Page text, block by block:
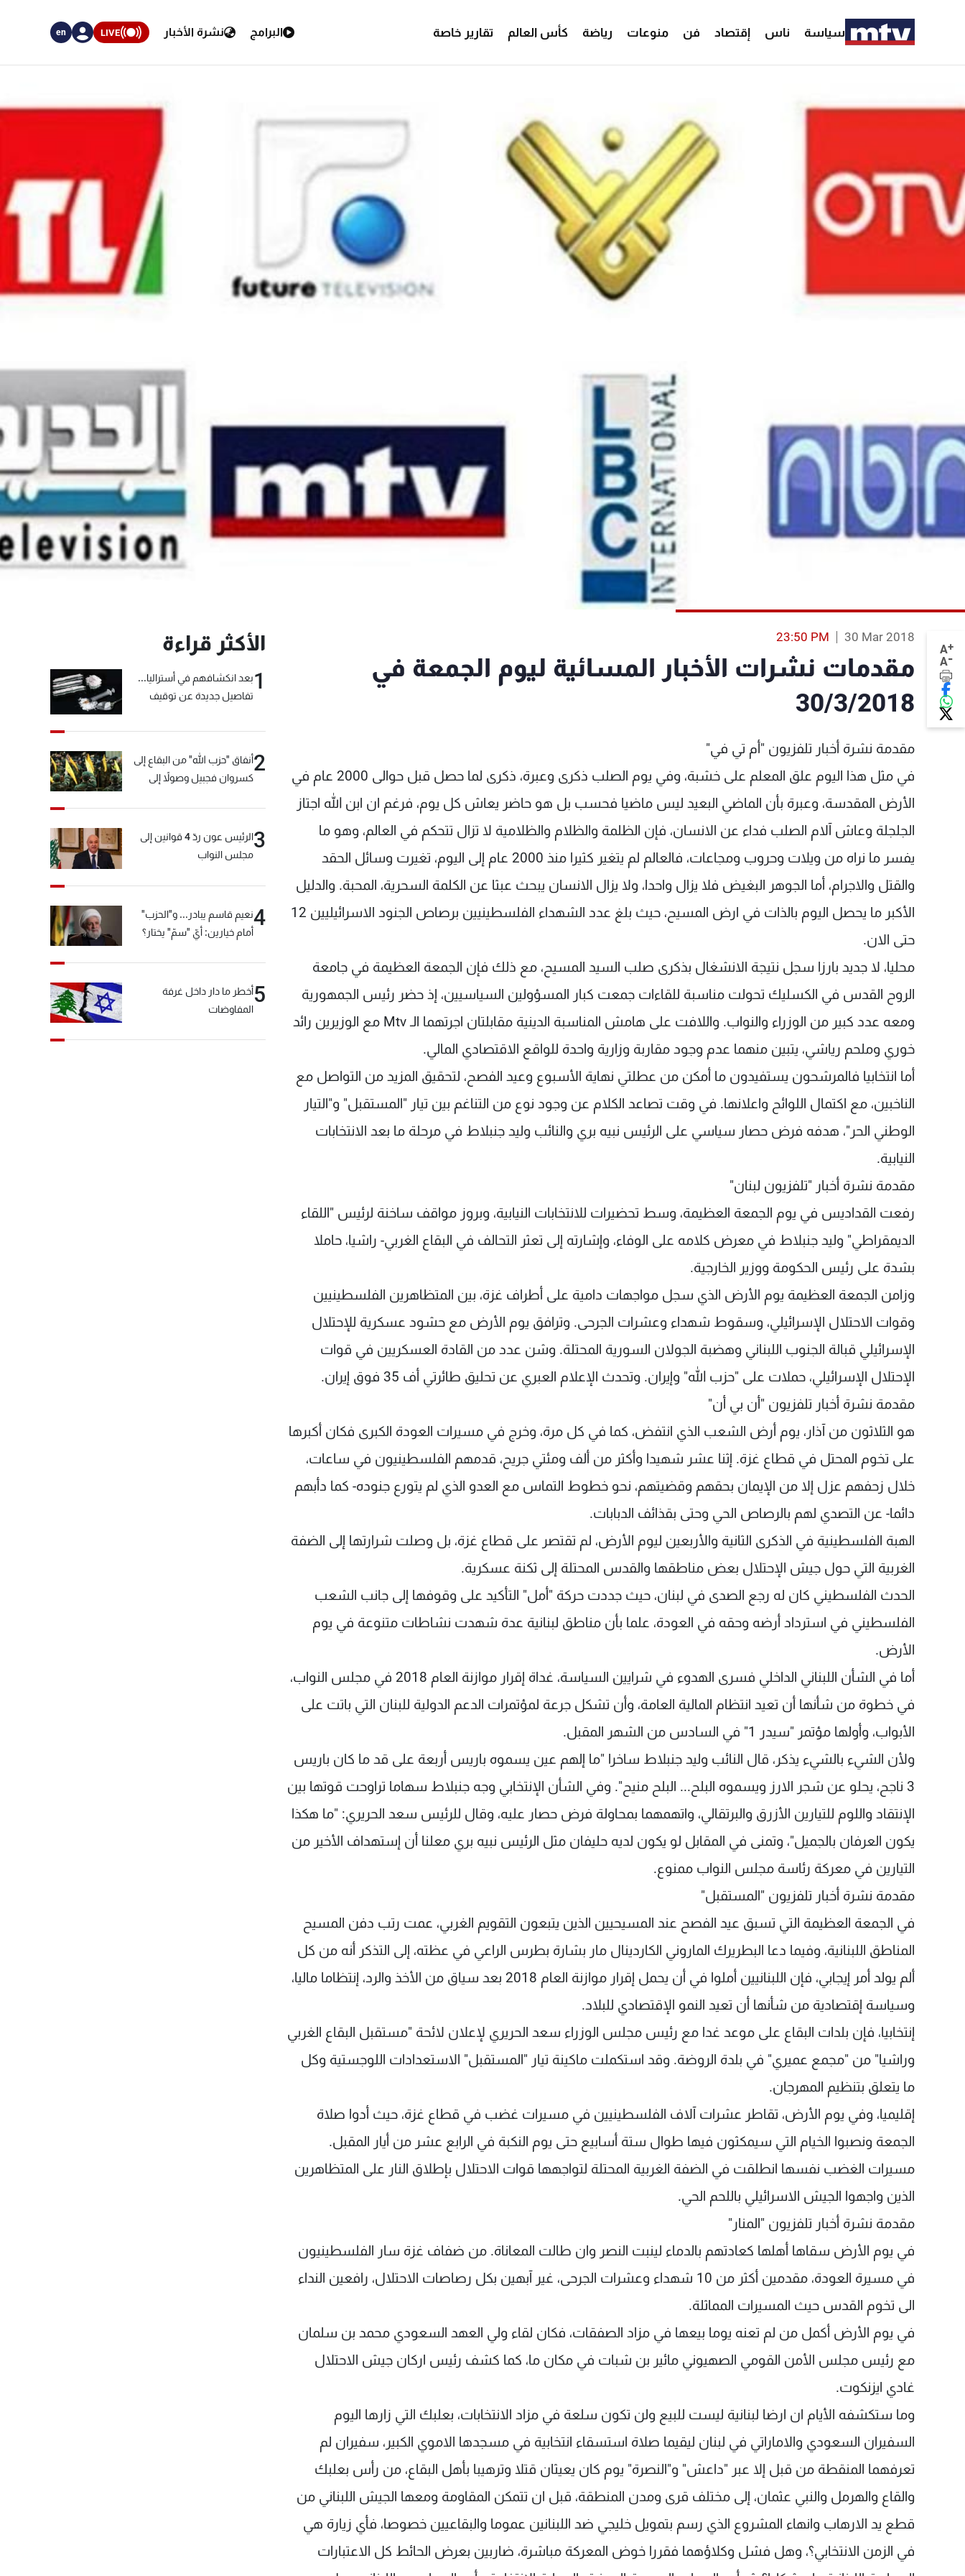
سياسة ناس إقتصاد فن منوعات رياضة كأس العالم تقارير خاصة البرامج نشرة الأخبار LIVE
en
A+
A-
30 Mar 2018
23:50 PM
مقدمات نشرات الأخبار المسائية ليوم الجمعة في
30/3/2018
مقدمة نشرة أخبار تلفزيون "أم تي في"
في مثل هذا اليوم علق المعلم على خشبة، وفي يوم الصلب ذكرى وعبرة، ذكرى لما حصل قبل حوالى 2000 عام في
الأرض المقدسة، وعبرة بأن الماضي البعيد ليس ماضيا فحسب بل هو حاضر يعاش كل يوم، فرغم ان ابن الله اجتاز
الجلجلة وعاش آلام الصلب فداء عن الانسان، فإن الظلمة والظلام والظلامية لا تزال تتحكم في العالم، وهو ما
يفسر ما نراه من ويلات وحروب ومجاعات، فالعالم لم يتغير كثيرا منذ 2000 عام إلى اليوم، تغيرت وسائل الحقد
والقتل والاجرام، أما الجوهر البغيض فلا يزال واحدا، ولا يزال الانسان يبحث عبثا عن الكلمة السحرية، المحبة. والدليل
الأكبر ما يحصل اليوم بالذات في ارض المسيح، حيث بلغ عدد الشهداء الفلسطينيين برصاص الجنود الاسرائيليين 12
حتى الان.
محليا، لا جديد بارزا سجل نتيجة الانشغال بذكرى صلب السيد المسيح، مع ذلك فإن الجمعة العظيمة في جامعة
الروح القدس في الكسليك تحولت مناسبة للقاءات جمعت كبار المسؤولين السياسيين، إذ حضر رئيس الجمهورية
ومعه عدد كبير من الوزراء والنواب. واللافت على هامش المناسبة الدينية مقابلتان اجرتهما الـ Mtv مع الوزيرين رائد
خوري وملحم رياشي، يتبين منهما عدم وجود مقاربة وزارية واحدة للواقع الاقتصادي المالي.
أما انتخابيا فالمرشحون يستفيدون ما أمكن من عطلتي نهاية الأسبوع وعيد الفصح، لتحقيق المزيد من التواصل مع
الناخبين، مع اكتمال اللوائح واعلانها. في وقت تصاعد الكلام عن وجود نوع من التناغم بين تيار "المستقبل" و"التيار
الوطني الحر"، هدفه فرض حصار سياسي على الرئيس نبيه بري والنائب وليد جنبلاط في مرحلة ما بعد الانتخابات
النيابية.
مقدمة نشرة أخبار "تلفزيون لبنان"
رفعت القداديس في يوم الجمعة العظيمة، وسط تحضيرات للانتخابات النيابية، وبروز مواقف ساخنة لرئيس "اللقاء
الديمقراطي" وليد جنبلاط في معرض كلامه على الوفاء، وإشارته إلى تعثر التحالف في البقاع الغربي- راشيا، حاملا
بشدة على رئيس الحكومة ووزير الخارجية.
وزامن الجمعة العظيمة يوم الأرض الذي سجل مواجهات دامية على أطراف غزة، بين المتظاهرين الفلسطينيين
وقوات الاحتلال الإسرائيلي، وسقوط شهداء وعشرات الجرحى. وترافق يوم الأرض مع حشود عسكرية للإحتلال
الإسرائيلي قبالة الجنوب اللبناني وهضبة الجولان السورية المحتلة. وشن عدد من القادة العسكريين في قوات
الإحتلال الإسرائيلي، حملات على "حزب الله" وإيران. وتحدث الإعلام العبري عن تحليق طائرتي أف 35 فوق إيران.
مقدمة نشرة أخبار تلفزيون "أن بي أن"
هو الثلاثون من آذار، يوم أرض الشعب الذي انتفض، كما في كل مرة، وخرج في مسيرات العودة الكبرى فكان أكبرها
على تخوم المحتل في قطاع غزة. إثنا عشر شهيدا وأكثر من ألف ومئتي جريح، قدمهم الفلسطينيون في ساعات،
خلال زحفهم عزل إلا من الإيمان بحقهم وقضيتهم، نحو خطوط التماس مع العدو الذي لم يتورع جنوده- كما دأبهم
دائما- عن التصدي لهم بالرصاص الحي وحتى بقذائف الدبابات.
الهبة الفلسطينية في الذكرى الثانية والأربعين ليوم الأرض، لم تقتصر على قطاع غزة، بل وصلت شرارتها إلى الضفة
الغربية التي حول جيش الإحتلال بعض مناطقها والقدس المحتلة إلى ثكنة عسكرية.
الحدث الفلسطيني كان له رجع الصدى في لبنان، حيث جددت حركة "أمل" التأكيد على وقوفها إلى جانب الشعب
الفلسطيني في استرداد أرضه وحقه في العودة، علما بأن مناطق لبنانية عدة شهدت نشاطات متنوعة في يوم
الأرض.
أما في الشأن اللبناني الداخلي فسرى الهدوء في شرايين السياسة، غداة إقرار موازنة العام 2018 في مجلس النواب،
في خطوة من شأنها أن تعيد انتظام المالية العامة، وأن تشكل جرعة لمؤتمرات الدعم الدولية للبنان التي باتت على
الأبواب، وأولها مؤتمر "سيدر 1" في السادس من الشهر المقبل.
ولأن الشيء بالشيء يذكر، قال النائب وليد جنبلاط ساخرا "ما إلهم عين يسموه باريس أربعة على قد ما كان باريس
3 ناجح، يحلو عن شجر الارز ويسموه البلح... البلح منيح". وفي الشأن الإنتخابي وجه جنبلاط سهاما تراوحت قوتها بين
الإنتقاد واللوم للتيارين الأزرق والبرتقالي، واتهمهما بمحاولة فرض حصار عليه، وقال للرئيس سعد الحريري: "ما هكذا
يكون العرفان بالجميل"، وتمنى في المقابل لو يكون لديه حليفان مثل الرئيس نبيه بري معلنا أن إستهداف الأخير من
التيارين في معركة رئاسة مجلس النواب ممنوع.
مقدمة نشرة أخبار تلفزيون "المستقبل"
في الجمعة العظيمة التي تسبق عيد الفصح عند المسيحيين الذين يتبعون التقويم الغربي، عمت رتب دفن المسيح
المناطق اللبنانية، وفيما دعا البطريرك الماروني الكاردينال مار بشارة بطرس الراعي في عظته، إلى التذكر أنه من كل
ألم يولد أمر إيجابي، فإن اللبنانيين أملوا في أن يحمل إقرار موازنة العام 2018 بعد سياق من الأخذ والرد، إنتظاما ماليا،
وسياسة إقتصادية من شأنها أن تعيد النمو الإقتصادي للبلاد.
إنتخابيا، فإن بلدات البقاع على موعد غدا مع رئيس مجلس الوزراء سعد الحريري لإعلان لائحة "مستقبل البقاع الغربي
وراشيا" من "مجمع عميري" في بلدة الروضة. وقد استكملت ماكينة تيار "المستقبل" الاستعدادات اللوجستية وكل
ما يتعلق بتنظيم المهرجان.
إقليميا، وفي يوم الأرض، تقاطر عشرات آلاف الفلسطينيين في مسيرات غضب في قطاع غزة، حيث أدوا صلاة
الجمعة ونصبوا الخيام التي سيمكثون فيها طوال ستة أسابيع حتى يوم النكبة في الرابع عشر من أيار المقبل.
مسيرات الغضب نفسها انطلقت في الضفة الغربية المحتلة لتواجهها قوات الاحتلال بإطلاق النار على المتظاهرين
الذين واجهوا الجيش الاسرائيلي باللحم الحي.
مقدمة نشرة أخبار تلفزيون "المنار"
في يوم الأرض سقاها أهلها كعادتهم بالدماء لينبت النصر وان طالت المعاناة. من ضفاف غزة سار الفلسطينيون
في مسيرة العودة، مقدمين أكثر من 10 شهداء وعشرات الجرحى، غير آبهين بكل رصاصات الاحتلال، رافعين النداء
الى تخوم القدس حيث المسيرات المماثلة.
في يوم الأرض أكمل من لم تعنه يوما بيعها في مزاد الصفقات، فكان لقاء ولي العهد السعودي محمد بن سلمان
مع رئيس مجلس الأمن القومي الصهيوني مائير بن شبات في مكان ما، كما كشف رئيس اركان جيش الاحتلال
غادي ايزنكوت.
وما ستكشفه الأيام ان ارضا لبنانية ليست للبيع ولن تكون سلعة في مزاد الانتخابات، بعلبك التي زارها اليوم
السفيران السعودي والاماراتي في لبنان ليقيما صلاة استسقاء انتخابية في مسجدها الاموي الكبير، سفيران لم
تعرفهما المنقطة من قبل إلا عبر "داعش" و"النصرة" يوم كان يعيثان قتلا وترهيبا بأهل البقاع، من رأس بعلبك
والقاع والهرمل والنبي عثمان، إلى مختلف قرى ومدن المنطقة، قبل ان تتمكن المقاومة ومعها الجيش اللبناني من
قطع يد الارهاب وانهاء المشروع الذي رسم بتمويل خليجي ضد اللبنانين عموما والبقاعيين خصوصا، فأي زيارة هي
في الزمن الانتخابي؟، وهل فشل وكلاؤهما فقررا خوض المعركة مباشرة، ضاربين بعرض الحائط كل الاعتبارات
الأكثر قراءة
1بعد انكشافهم في أستراليا...
تفاصيل جديدة عن توقيف
2أنفاق "حزب الله" من البقاع إلى
كسروان فجبيل وصولاً إلى
3
الرئيس عون ردّ 4 قوانين إلى
مجلس النواب
4نعيم قاسم يبادر... و"الحزب"
أمام خيارين: أيّ "سمّ" يختار؟
5أخطر ما دار داخل غرفة
المفاوضات